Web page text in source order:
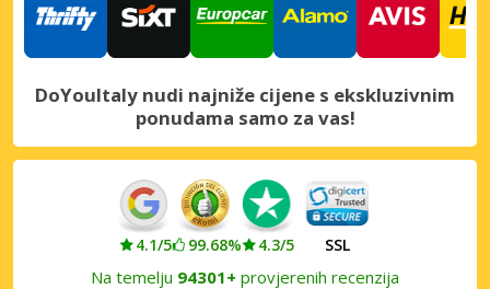
DoYouItaly nudi najniže cijene s ekskluzivnim
ponudama samo za vas!
4.1/5 99.68% 4.3/5 SSL
Na temelju 94301+ provjerenih recenzija